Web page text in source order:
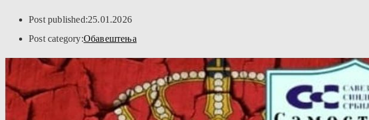
Post published:25.01.2026
Post category:Обавештења